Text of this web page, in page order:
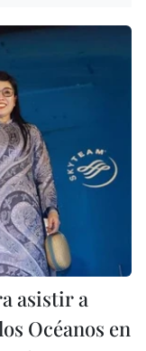
asistir a
Océanos en